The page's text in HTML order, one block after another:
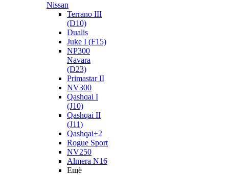
Nissan
Terrano III
(D10)
Dualis
Juke I (F15)
NP300
Navara
(D23)
Primastar II
NV300
Qashqai I
(J10)
Qashqai II
(J11)
Qashqai+2
Rogue Sport
NV250
Almera N16
Ещё